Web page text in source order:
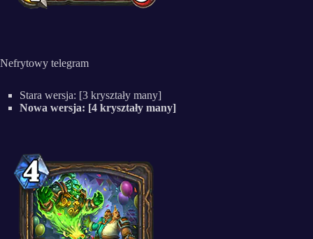
Nefrytowy telegram
Stara wersja: [3 kryształy many]
Nowa wersja: [4 kryształy many]